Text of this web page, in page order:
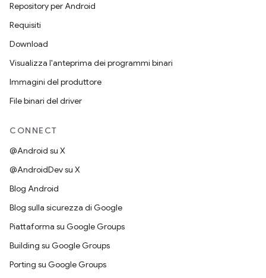
Repository per Android
Requisiti
Download
Visualizza l'anteprima dei programmi binari
Immagini del produttore
File binari del driver
CONNECT
@Android su X
@AndroidDev su X
Blog Android
Blog sulla sicurezza di Google
Piattaforma su Google Groups
Building su Google Groups
Porting su Google Groups